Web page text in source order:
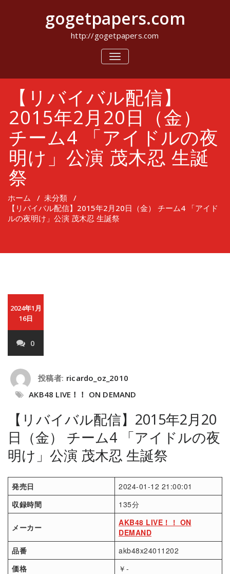
キ
gogetpapers.com
http://gogetpapers.com
ナ
ビ
シ
ョ
ン
を
切
り
え
【リバイバル配信】
2015年2月20日（金）
チーム4 「アイドルの夜
明け」公演 茂木忍 生誕
祭
ホーム / 未分類 /
【リバイバル配信】2015年2月20日（金） チーム4 「アイド
ルの夜明け」公演 茂木忍 生誕祭
2024年1月
16日
0
投稿者: ricardo_oz_2010
AKB48 LIVE！！ ON DEMAND
【リバイバル配信】2015年2月20
日（金） チーム4 「アイドルの夜
明け」公演 茂木忍 生誕祭
発売日
2024-01-12 21:00:01
収録時間
135分
メーカー
AKB48 LIVE！！ ON
DEMAND
品番
akb48x24011202
価格
￥-